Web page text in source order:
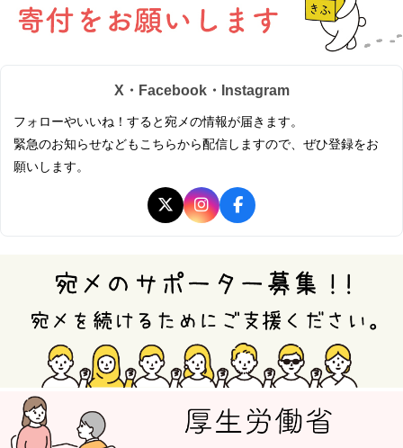
X・Facebook・Instagram
フォローやいいね！すると宛メの情報が届きます。
緊急のお知らせなどもこちらから配信しますので、ぜひ登録をお
願いします。